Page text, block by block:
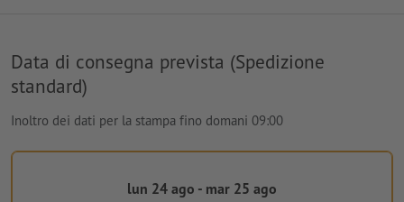
Data di consegna prevista (Spedizione
standard)
Inoltro dei dati per la stampa fino domani 09:00
lun 24 ago - mar 25 ago